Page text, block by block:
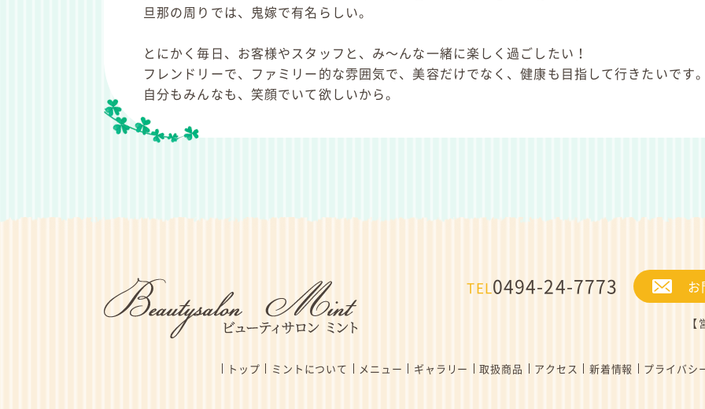
旦那の周りでは、鬼嫁で有名らしい。
とにかく毎日、お客様やスタッフと、み～んな一緒に楽しく過ごしたい！
フレンドリーで、ファミリー的な雰囲気で、美容だけでなく、健康も目指して行きたいです
自分もみんなも、笑顔でいて欲しいから。
TEL0494-24-7773
トップ ミントについて メニュー ギャラリー 取扱商品 アクセス 新着情報 プライバシ